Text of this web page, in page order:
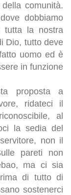
comunità.
dobbiamo
tutta la nostra
Dio, tutto deve
uomo ed è
in funzione
proposta a
ridateci il
al
la sedia del
non il
pareti non
ma ci sia
di tutto di
sostenerci